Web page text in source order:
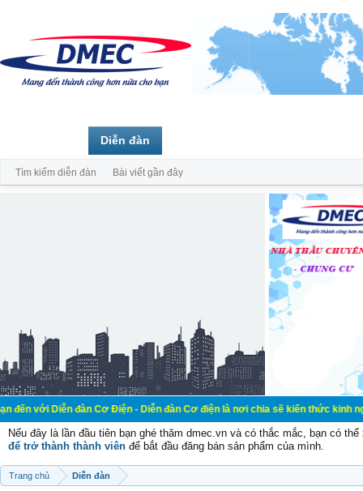
đàn Cơ Điện - Diễn đàn Cơ điện là nơi chia sẽ kiến thức kinh nghiệm
Nếu đây là lần đầu tiên bạn ghé thăm dmec.vn và có thắc mắc, bạn có
để trở thành thành viên để bắt đầu đăng bán sản phẩm của mình.
Trang chủ Diễn đàn
Diễn đàn
Tìm kiếm diễn đàn Bài viết gần đây